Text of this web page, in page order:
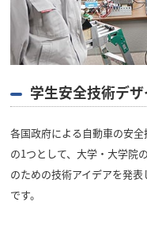
学生安全技術デ
各国政府による自動車の安
の1つとして、大学・大学院
のための技術アイデアを発
です。